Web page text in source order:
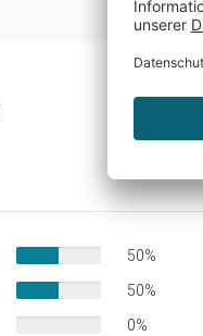
50%
50%
0%